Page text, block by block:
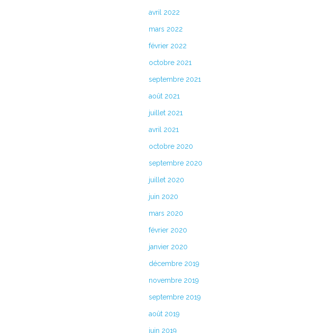
avril 2022
mars 2022
février 2022
octobre 2021
septembre 2021
août 2021
juillet 2021
avril 2021
octobre 2020
septembre 2020
juillet 2020
juin 2020
mars 2020
février 2020
janvier 2020
décembre 2019
novembre 2019
septembre 2019
août 2019
juin 2019